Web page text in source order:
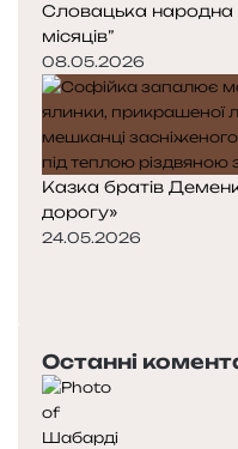
Словацька народна
місяців”
08.05.2026
Казка братів
дорогу»
24.05.2026
р
е
д
н
т
у
п
н
Останні